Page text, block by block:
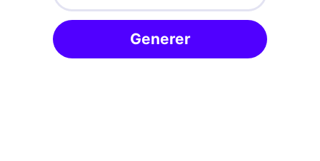
Generer